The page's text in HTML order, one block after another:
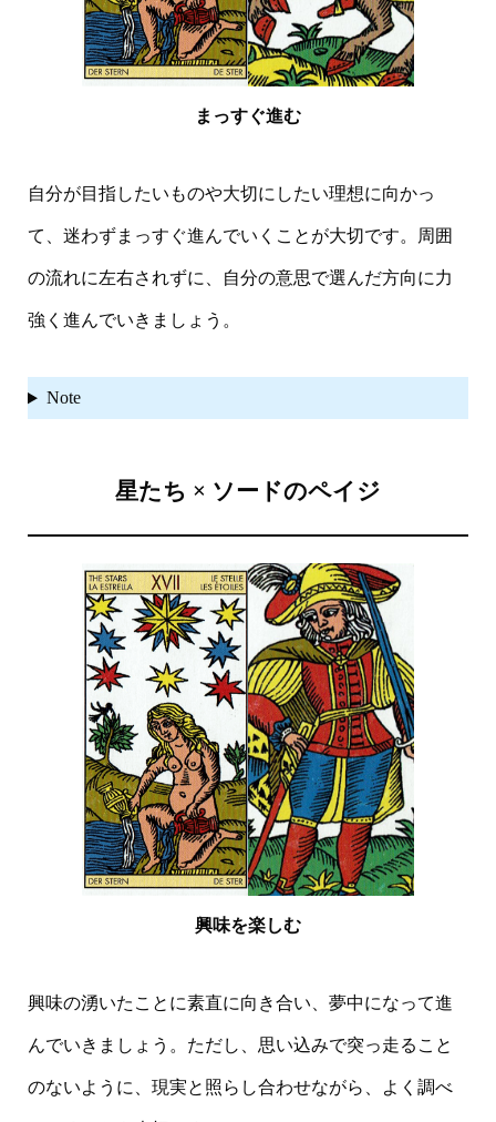
まっすぐ進む
自分が目指したいものや大切にしたい理想に向かっ
て、迷わずまっすぐ進んでいくことが大切です。周囲
の流れに左右されずに、自分の意思で選んだ方向に力
強く進んでいきましょう。
Note
星たち × ソードのペイジ
興味を楽しむ
興味の湧いたことに素直に向き合い、夢中になって進
んでいきましょう。ただし、思い込みで突っ走ること
のないように、現実と照らし合わせながら、よく調べ